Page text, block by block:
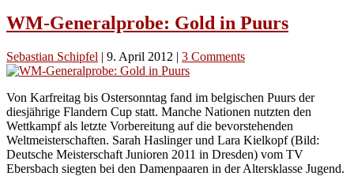
WM-Generalprobe: Gold in Puurs
Sebastian Schipfel | 9. April 2012 | 3 Comments
Von Karfreitag bis Ostersonntag fand im belgischen Puurs der
diesjährige Flandern Cup statt. Manche Nationen nutzten den
Wettkampf als letzte Vorbereitung auf die bevorstehenden
Weltmeisterschaften. Sarah Haslinger und Lara Kielkopf (Bild:
Deutsche Meisterschaft Junioren 2011 in Dresden) vom TV
Ebersbach siegten bei den Damenpaaren in der Altersklasse Jugend.